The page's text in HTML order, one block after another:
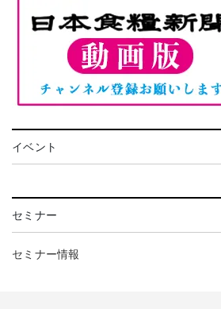
イベント
セミナー
セミナー情報